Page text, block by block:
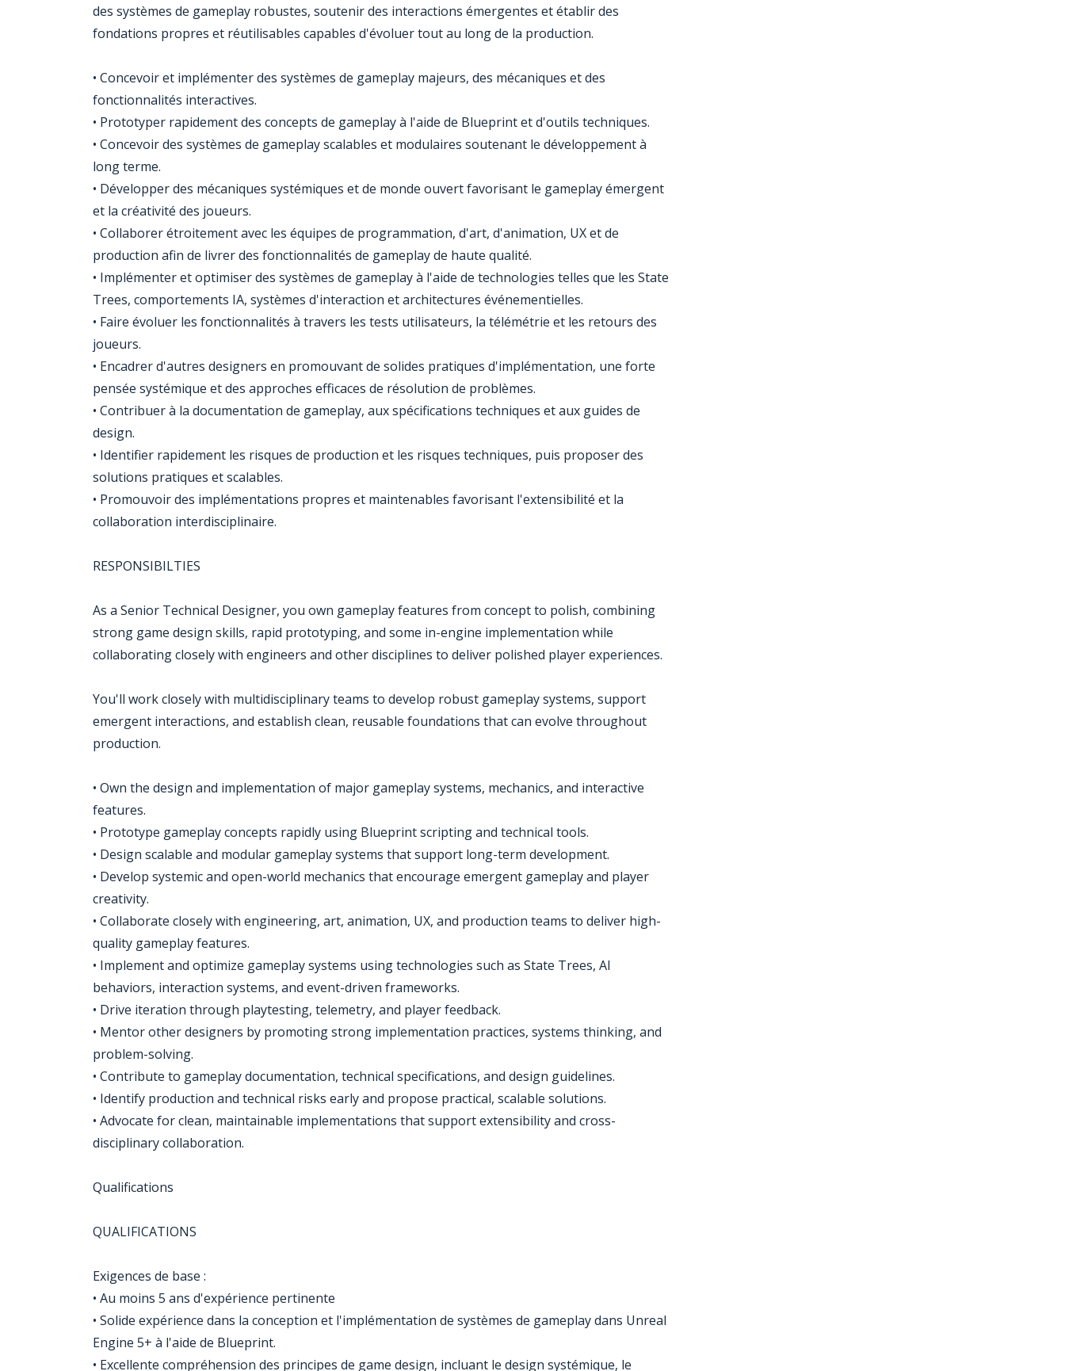
des systèmes de gameplay robustes, soutenir des interactions émergentes et établir des
fondations propres et réutilisables capables d'évoluer tout au long de la production.
• Concevoir et implémenter des systèmes de gameplay majeurs, des mécaniques et des
fonctionnalités interactives.
• Prototyper rapidement des concepts de gameplay à l'aide de Blueprint et d'outils techniques.
• Concevoir des systèmes de gameplay scalables et modulaires soutenant le développement à
long terme.
• Développer des mécaniques systémiques et de monde ouvert favorisant le gameplay émergent
et la créativité des joueurs.
• Collaborer étroitement avec les équipes de programmation, d'art, d'animation, UX et de
production afin de livrer des fonctionnalités de gameplay de haute qualité.
• Implémenter et optimiser des systèmes de gameplay à l'aide de technologies telles que les State
Trees, comportements IA, systèmes d'interaction et architectures événementielles.
• Faire évoluer les fonctionnalités à travers les tests utilisateurs, la télémétrie et les retours des
joueurs.
• Encadrer d'autres designers en promouvant de solides pratiques d'implémentation, une forte
pensée systémique et des approches efficaces de résolution de problèmes.
• Contribuer à la documentation de gameplay, aux spécifications techniques et aux guides de
design.
• Identifier rapidement les risques de production et les risques techniques, puis proposer des
solutions pratiques et scalables.
• Promouvoir des implémentations propres et maintenables favorisant l'extensibilité et la
collaboration interdisciplinaire.
RESPONSIBILTIES
As a Senior Technical Designer, you own gameplay features from concept to polish, combining
strong game design skills, rapid prototyping, and some in-engine implementation while
collaborating closely with engineers and other disciplines to deliver polished player experiences.
You'll work closely with multidisciplinary teams to develop robust gameplay systems, support
emergent interactions, and establish clean, reusable foundations that can evolve throughout
production.
• Own the design and implementation of major gameplay systems, mechanics, and interactive
features.
• Prototype gameplay concepts rapidly using Blueprint scripting and technical tools.
• Design scalable and modular gameplay systems that support long-term development.
• Develop systemic and open-world mechanics that encourage emergent gameplay and player
creativity.
• Collaborate closely with engineering, art, animation, UX, and production teams to deliver high-
quality gameplay features.
• Implement and optimize gameplay systems using technologies such as State Trees, AI
behaviors, interaction systems, and event-driven frameworks.
• Drive iteration through playtesting, telemetry, and player feedback.
• Mentor other designers by promoting strong implementation practices, systems thinking, and
problem-solving.
• Contribute to gameplay documentation, technical specifications, and design guidelines.
• Identify production and technical risks early and propose practical, scalable solutions.
• Advocate for clean, maintainable implementations that support extensibility and cross-
disciplinary collaboration.
Qualifications
QUALIFICATIONS
Exigences de base :
• Au moins 5 ans d'expérience pertinente
• Solide expérience dans la conception et l'implémentation de systèmes de gameplay dans Unreal
Engine 5+ à l'aide de Blueprint.
• Excellente compréhension des principes de game design, incluant le design systémique, le